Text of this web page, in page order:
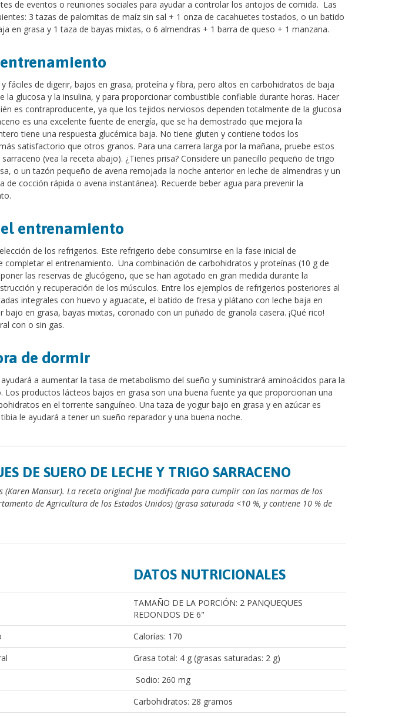
de eventos o reuniones sociales para ayudar a controlar los antojos de comida. Las
3 tazas de palomitas de maíz sin sal + 1 onza de cacahuetes tostados, o un batido
en grasa y 1 taza de bayas mixtas, o 6 almendras + 1 barra de queso + 1 manzana.
fáciles de digerir, bajos en grasa, proteína y fibra, pero altos en carbohidratos de baja
la glucosa y la insulina, y para proporcionar combustible confiable durante horas. Hacer
es contraproducente, ya que los tejidos nerviosos dependen totalmente de la glucosa
es una excelente fuente de energía, que se ha demostrado que mejora la
tiene una respuesta glucémica baja. No tiene gluten y contiene todos los
satisfactorio que otros granos. Para una carrera larga por la mañana, pruebe estos
(vea la receta abajo). ¿Tienes prisa? Considere un panecillo pequeño de trigo
o un tazón pequeño de avena remojada la noche anterior en leche de almendras y un
de cocción rápida o avena instantánea). Recuerde beber agua para prevenir la
entrenamiento
de los refrigerios. Este refrigerio debe consumirse en la fase inicial de
completar el entrenamiento. Una combinación de carbohidratos y proteínas (10 g de
las reservas de glucógeno, que se han agotado en gran medida durante la
y recuperación de los músculos. Entre los ejemplos de refrigerios posteriores al
integrales con huevo y aguacate, el batido de fresa y plátano con leche baja en
en grasa, bayas mixtas, coronado con un puñado de granola casera. ¡Qué rico!
con o sin gas.
de dormir
a aumentar la tasa de metabolismo del sueño y suministrará aminoácidos para la
Los productos lácteos bajos en grasa son una buena fuente ya que proporcionan una
en el torrente sanguíneo. Una taza de yogur bajo en grasa y en azúcar es
le ayudará a tener un sueño reparador y una buena noche.
DE SUERO DE LECHE Y TRIGO SARRACENO
(Karen Mansur). La receta original fue modificada para cumplir con las normas de los
de Agricultura de los Estados Unidos) (grasa saturada <10 %, y contiene 10 % de
DATOS NUTRICIONALES
TAMAÑO DE LA PORCIÓN: 2 PANQUEQUES
REDONDOS DE 6"
Calorías: 170
Grasa total: 4 g (grasas saturadas: 2 g)
Sodio: 260 mg
Carbohidratos: 28 gramos